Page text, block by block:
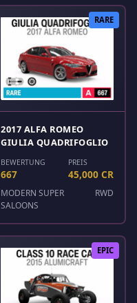
RARE
2017 ALFA ROMEO
GIULIA QUADRIFOGLIO
BEWERTUNG
667
PREIS
45,000 CR
MODERN SUPER
SALOONS
RWD
EPIC